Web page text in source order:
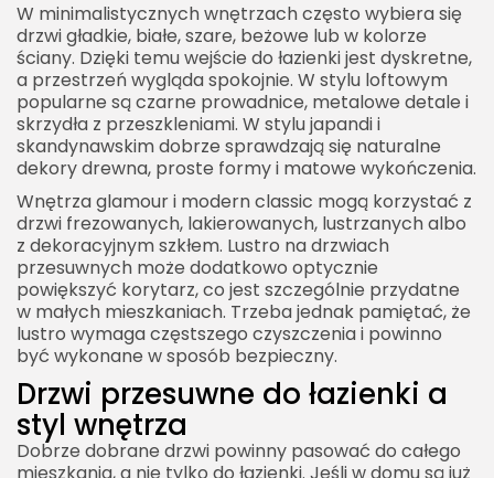
W minimalistycznych wnętrzach często wybiera się
drzwi gładkie, białe, szare, beżowe lub w kolorze
ściany. Dzięki temu wejście do łazienki jest dyskretne,
a przestrzeń wygląda spokojnie. W stylu loftowym
popularne są czarne prowadnice, metalowe detale i
skrzydła z przeszkleniami. W stylu japandi i
skandynawskim dobrze sprawdzają się naturalne
dekory drewna, proste formy i matowe wykończenia.
Wnętrza glamour i modern classic mogą korzystać z
drzwi frezowanych, lakierowanych, lustrzanych albo
z dekoracyjnym szkłem. Lustro na drzwiach
przesuwnych może dodatkowo optycznie
powiększyć korytarz, co jest szczególnie przydatne
w małych mieszkaniach. Trzeba jednak pamiętać, że
lustro wymaga częstszego czyszczenia i powinno
być wykonane w sposób bezpieczny.
Drzwi przesuwne do łazienki a
styl wnętrza
Dobrze dobrane drzwi powinny pasować do całego